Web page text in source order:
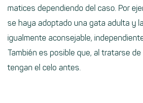
matices dependiendo del caso. Por
se haya adoptado una gata adulta y
igualmente aconsejable,
También es posible que, al tratarse de
tengan el celo antes.